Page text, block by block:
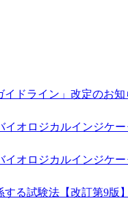
イドライン」改定のお知
イオロジカルインジケ
イオロジカルインジケ
する試験法【改訂第9版